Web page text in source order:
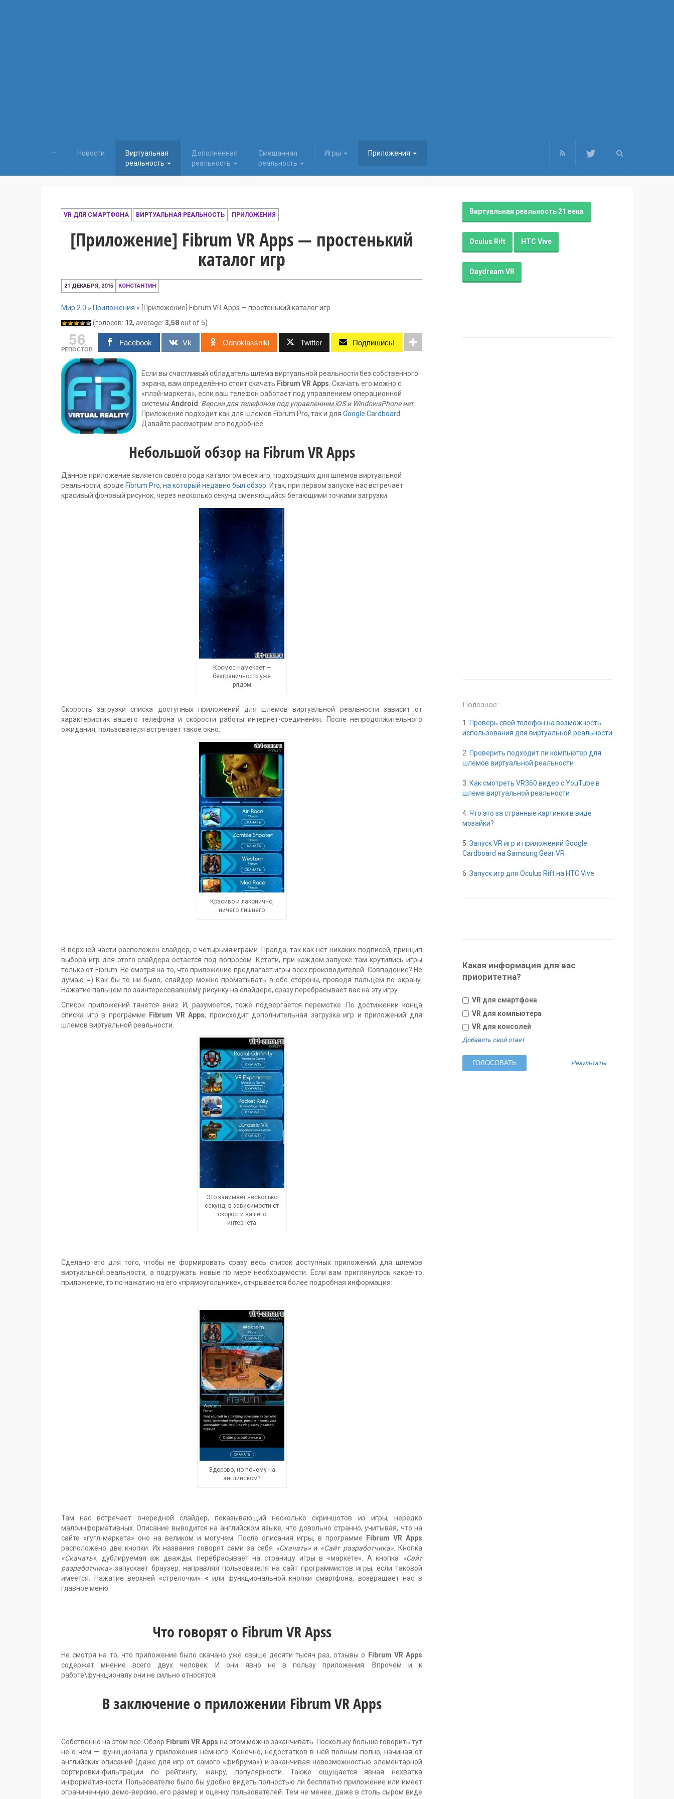
— Новости
Виртуальная
реальность
Дополненная
реальность
Смешанная
реальность
Игры Приложения
VR ДЛЯ СМАРТФОНА ВИРТУАЛЬНАЯ РЕАЛЬНОСТЬ ПРИЛОЖЕНИЯ
[Приложение] Fibrum VR Apps — простенький
каталог игр
21 ДЕКАБРЯ, 2015
15
декабря,
КОНСТАНТИН
Мир 2.0 » Приложения »
[Приложение] Fibrum VR Apps — простенький каталог игр
(голосов: 12, average: 3,58out of 5)
56
РЕПОСТОВ
Facebook Vk Odnoklassniki Twitter Подпишись!
Если вы счастливый обладатель шлема виртуальной реальности без собственного
экрана, вам определённо стоит скачать Fibrum VR Apps . Скачать его можно с
«плэй-маркета», если ваш телефон работает под управлением операционной
системы Android Версии для телефонов под управлением iOS и WindowsPhone нет.
Приложение подходит как для шлемов Fibrum Pro, так и для Google Cardboard
Давайте рассмотрим его подробнее.
Небольшой обзор на Fibrum VR Apps
Данное приложение является своего рода каталогом всех игр, подходящих для шлемов виртуальной
реальности, вроде Fibrum Pro, на который недавно был обзор . Итак, при первом запуске нас встречает
красивый фоновый рисунок, через несколько секунд сменяющийся бегающими точками загрузки.
Космос намекает —
безграничность уже
рядом
Скорость загрузки списка доступных приложений для шлемов виртуальной реальности зависит от
характеристик вашего телефона и скорости работы интернет-соединения. После непродолжительного
ожидания, пользователя встречает такое окно:
Красиво и лаконично,
ничего лишнего
В верхней части расположен слайдер, с четырьмя играми. Правда, так как нет никаких подписей, принцип
выбора игр для этого слайдера остаётся под вопросом. Кстати, при каждом запуске там крутились игры
только от Fibrum. Не смотря на то, что приложение предлагает игры всех производителей. Совпадение? Не
думаю =) Как бы то ни было, слайдер можно проматывать в обе стороны, проводя пальцем по экрану.
Нажатие пальцем по заинтересовавшему рисунку на слайдере, сразу перебрасывает вас на эту игру.
Список приложений тянется вниз. И, разумеется, тоже подвергается перемотке. По достижении конца
списка игр в программе
Fibrum VR Apps, происходит дополнительная загрузка игр и приложений для
шлемов виртуальной реальности.
Это занимает несколько
секунд, в зависимости от
скорости вашего
интернета
Сделано это для того, чтобы не формировать сразу весь список доступных приложений для шлемов
виртуальной реальности, а подгружать новые по мере необходимости. Если вам приглянулось какое-то
приложение, то по нажатию на его «прямоугольнике», открывается более подробная информация:
Здорово, но почему на
английском?
Там нас встречает очередной слайдер, показывающий несколько скриншотов из игры, нередко
малоинформативных. Описание выводится на английском языке, что довольно странно, учитывая, что на
сайте «гугл-маркета» оно на великом и могучем. После описания игры, в программе
Fibrum VR Apps
расположено две кнопки. Их названия говорят сами за себя «Скачать»и «Сайт разработчика» . Кнопка
«Скачать», дублируемая аж дважды, перебрасывает на страницу игры в «маркете». А кнопка «Сайт
разработчика» запускает браузер, направляя пользователя на сайт программистов игры, если таковой
имеется. Нажатие верхней «стрелочки» < или функциональной кнопки смартфона, возвращает нас в
главное меню.
Что говорят о Fibrum VR Apss
Не смотря на то, что приложение было скачано уже свыше десяти тысяч раз, отзывы о
Fibrum VR Apps
содержат мнение всего двух человек. И они явно не в пользу приложения. Впрочем и к
работе\функционалу они не сильно относятся.
В заключение о приложении Fibrum VR Apps
Собственно на этом всё. Обзор Fibrum VR Apps на этом можно заканчивать. Поскольку больше говорить тут
не о чём — функционала у приложения немного. Конечно, недостатков в ней полным-полно, начиная от
английских описаний (даже для игр от самого «фибрума») и заканчивая невозможностью элементарной
сортировки-фильтрации по рейтингу, жанру, популярности. Также ощущается явная нехватка
информативности. Пользователю было бы удобно видеть полностью ли бесплатно приложение или имеет
ограниченную демо-версию, его размер и оценку пользователей. Тем не менее, даже в столь сыром виде
Виртуальная реальность 21 века
Oculus Rift HTC Vive
Daydream VR
Полезное:
1.
Проверь свой телефон на возможность
использования для виртуальной реальности
2. Проверить подходит ли компьютер для
шлемов виртуальной реальности
3. Как смотреть VR360 видео с YouTube в
шлеме виртуальной реальности
4. Что это за странные картинки в виде
мозайки?
5. Запуск VR игр и приложений Google
Cardboard на Samsung Gear VR
6. Запуск игр для Oculus Rift на HTC Vive
Какая информация для вас
приоритетна?
VR для смартфона
VR для компьютера
VR для консолей
Добавить свой ответ
Результаты